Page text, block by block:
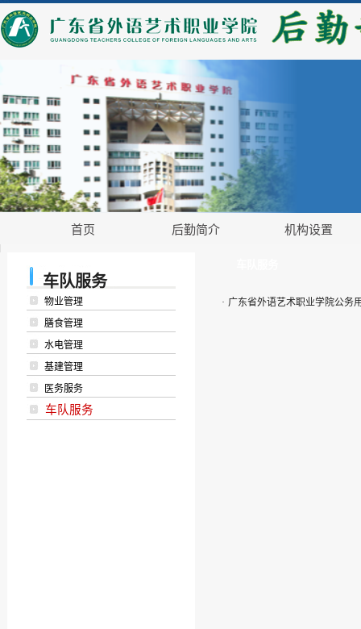
首页 后勤简介 机构设置
车队服务
物业管理
膳食管理
水电管理
基建管理
医务服务
车队服务
· 广东省外语艺术职业学院公务